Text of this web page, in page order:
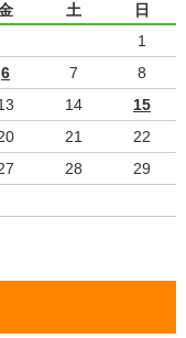
土
日
1
6 7
8
14
15
21
22
28
29